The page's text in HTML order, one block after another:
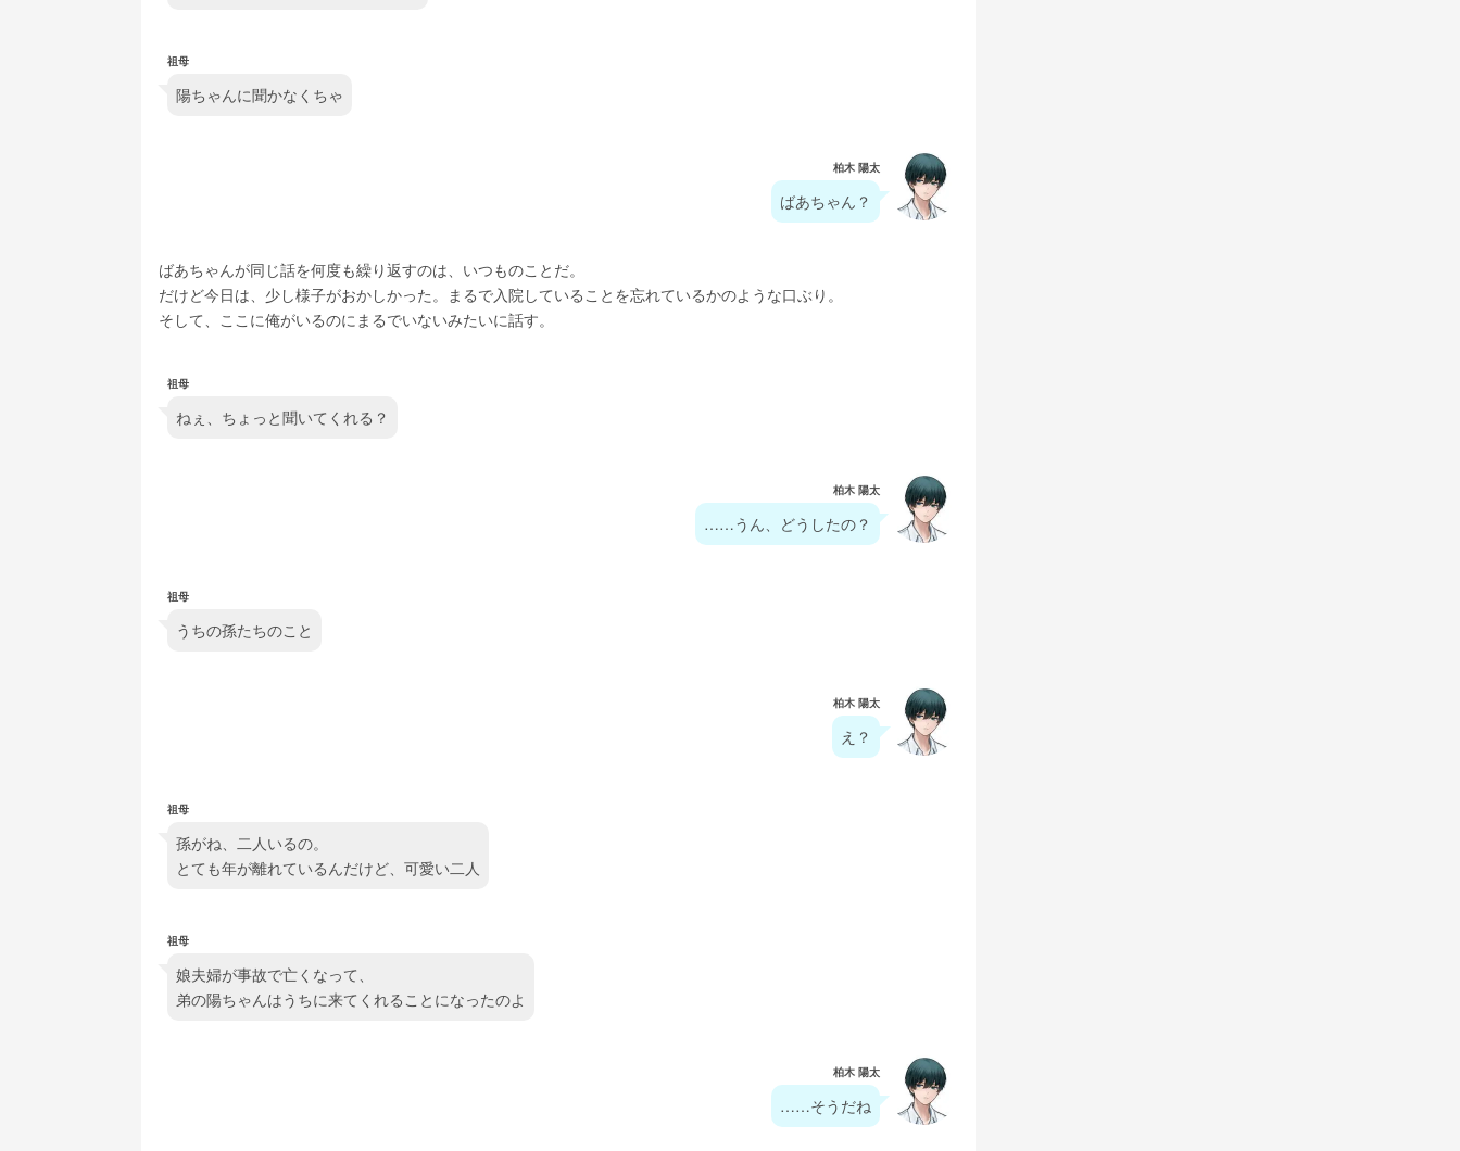
祖母
陽ちゃんに聞かなくちゃ
柏木 陽太
ばあちゃん？
ばあちゃんが同じ話を何度も繰り返すのは、いつものことだ。
だけど今日は、少し様子がおかしかった。まるで入院していることを忘れているかのような口ぶり。
そして、ここに俺がいるのにまるでいないみたいに話す。
祖母
ねぇ、ちょっと聞いてくれる？
柏木 陽太
……うん、どうしたの？
祖母
うちの孫たちのこと
柏木 陽太
え？
祖母
孫がね、二人いるの。
とても年が離れているんだけど、可愛い二人
祖母
娘夫婦が事故で亡くなって、
弟の陽ちゃんはうちに来てくれることになったのよ
柏木 陽太
……そうだね